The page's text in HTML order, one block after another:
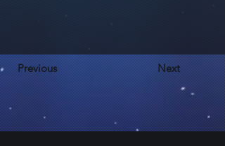
Previous Next